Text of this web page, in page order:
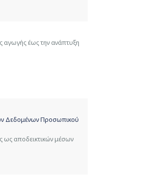
αγωγής έως την ανάπτυξη
Δεδομένων Προσωπικού
ως αποδεικτικών μέσων